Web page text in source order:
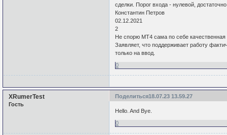
сделки. Порог входа - нулевой,
Константин Петров
02.12.2021
2
Не спорю MT4 сама по себе
Заявляет, что поддерживает работу
только на ввод.
0
Поделиться18.07.23 13.59.27
XRumerTest
Гость
Hello. And Bye.
0